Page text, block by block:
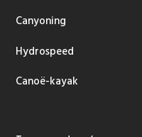
Canyoning
Hydrospeed
Canoë-kayak